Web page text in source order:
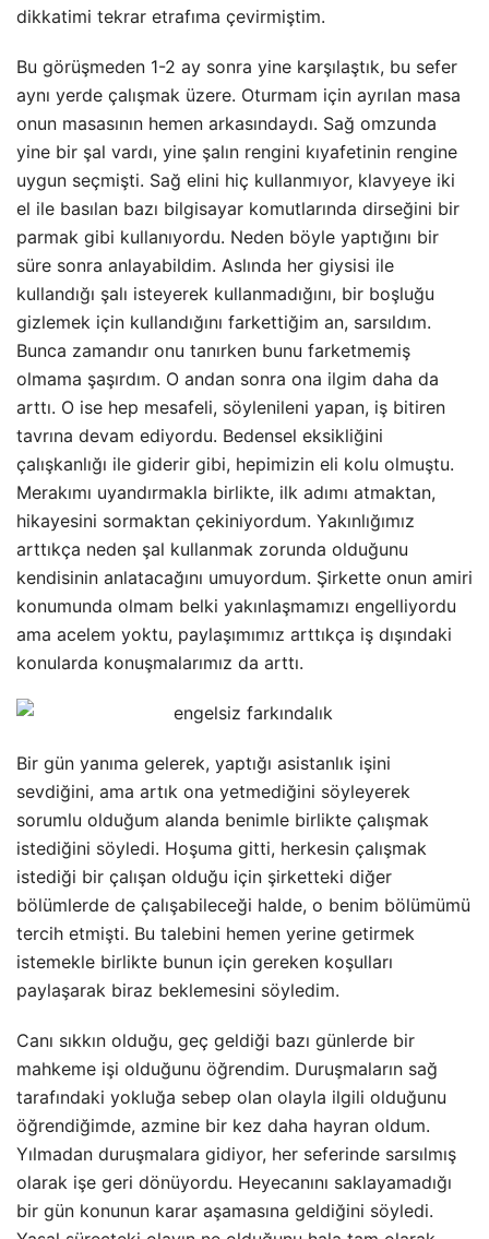
dikkatimi tekrar etrafıma çevirmiştim.
Bu görüşmeden 1-2 ay sonra yine karşılaştık, bu sefer
aynı yerde çalışmak üzere. Oturmam için ayrılan masa
onun masasının hemen arkasındaydı. Sağ omzunda
yine bir şal vardı, yine şalın rengini kıyafetinin rengine
uygun seçmişti. Sağ elini hiç kullanmıyor, klavyeye iki
el ile basılan bazı bilgisayar komutlarında dirseğini bir
parmak gibi kullanıyordu. Neden böyle yaptığını bir
süre sonra anlayabildim. Aslında her giysisi ile
kullandığı şalı isteyerek kullanmadığını, bir boşluğu
gizlemek için kullandığını farkettiğim an, sarsıldım.
Bunca zamandır onu tanırken bunu farketmemiş
olmama şaşırdım. O andan sonra ona ilgim daha da
arttı. O ise hep mesafeli, söylenileni yapan, iş bitiren
tavrına devam ediyordu. Bedensel eksikliğini
çalışkanlığı ile giderir gibi, hepimizin eli kolu olmuştu.
Merakımı uyandırmakla birlikte, ilk adımı atmaktan,
hikayesini sormaktan çekiniyordum. Yakınlığımız
arttıkça neden şal kullanmak zorunda olduğunu
kendisinin anlatacağını umuyordum. Şirkette onun amiri
konumunda olmam belki yakınlaşmamızı engelliyordu
ama acelem yoktu, paylaşımımız arttıkça iş dışındaki
konularda konuşmalarımız da arttı.
Bir gün yanıma gelerek, yaptığı asistanlık işini
sevdiğini, ama artık ona yetmediğini söyleyerek
sorumlu olduğum alanda benimle birlikte çalışmak
istediğini söyledi. Hoşuma gitti, herkesin çalışmak
istediği bir çalışan olduğu için şirketteki diğer
bölümlerde de çalışabileceği halde, o benim bölümümü
tercih etmişti. Bu talebini hemen yerine getirmek
istemekle birlikte bunun için gereken koşulları
paylaşarak biraz beklemesini söyledim.
Canı sıkkın olduğu, geç geldiği bazı günlerde bir
mahkeme işi olduğunu öğrendim. Duruşmaların sağ
tarafındaki yokluğa sebep olan olayla ilgili olduğunu
öğrendiğimde, azmine bir kez daha hayran oldum.
Yılmadan duruşmalara gidiyor, her seferinde sarsılmış
olarak işe geri dönüyordu. Heyecanını saklayamadığı
bir gün konunun karar aşamasına geldiğini söyledi.